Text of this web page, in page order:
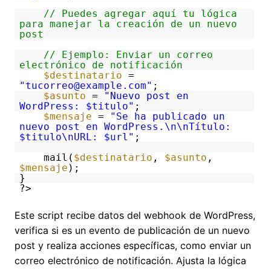
// Puedes agregar aquí tu lógica
para manejar la creación de un nuevo
post
// Ejemplo: Enviar un correo
electrónico de notificación
$destinatario =
"tucorreo@example.com" ;
$asunto =
"Nuevo post en
WordPress: $titulo" ;
$mensaje =
"Se ha publicado un
nuevo post en WordPress.\n\nTítulo:
$titulo\nURL: $url" ;
mail( $destinatario , $asunto ,
$mensaje );
}
?>
Este script recibe datos del webhook de WordPress,
verifica si es un evento de publicación de un nuevo
post y realiza acciones específicas, como enviar un
correo electrónico de notificación. Ajusta la lógica